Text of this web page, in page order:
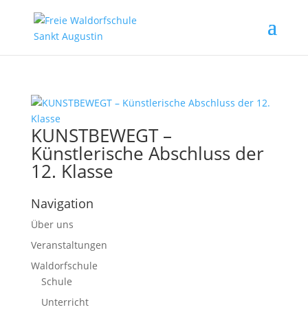
KUNSTBEWEGT –
Künstlerische Abschluss der
12. Klasse
Navigation
Über uns
Veranstaltungen
Waldorfschule
Schule
Unterricht